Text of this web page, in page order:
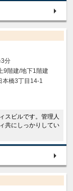
3分
9階建/地下1階建
本橋3丁目14-1
スビルです。管理人
共にしっかりしてい